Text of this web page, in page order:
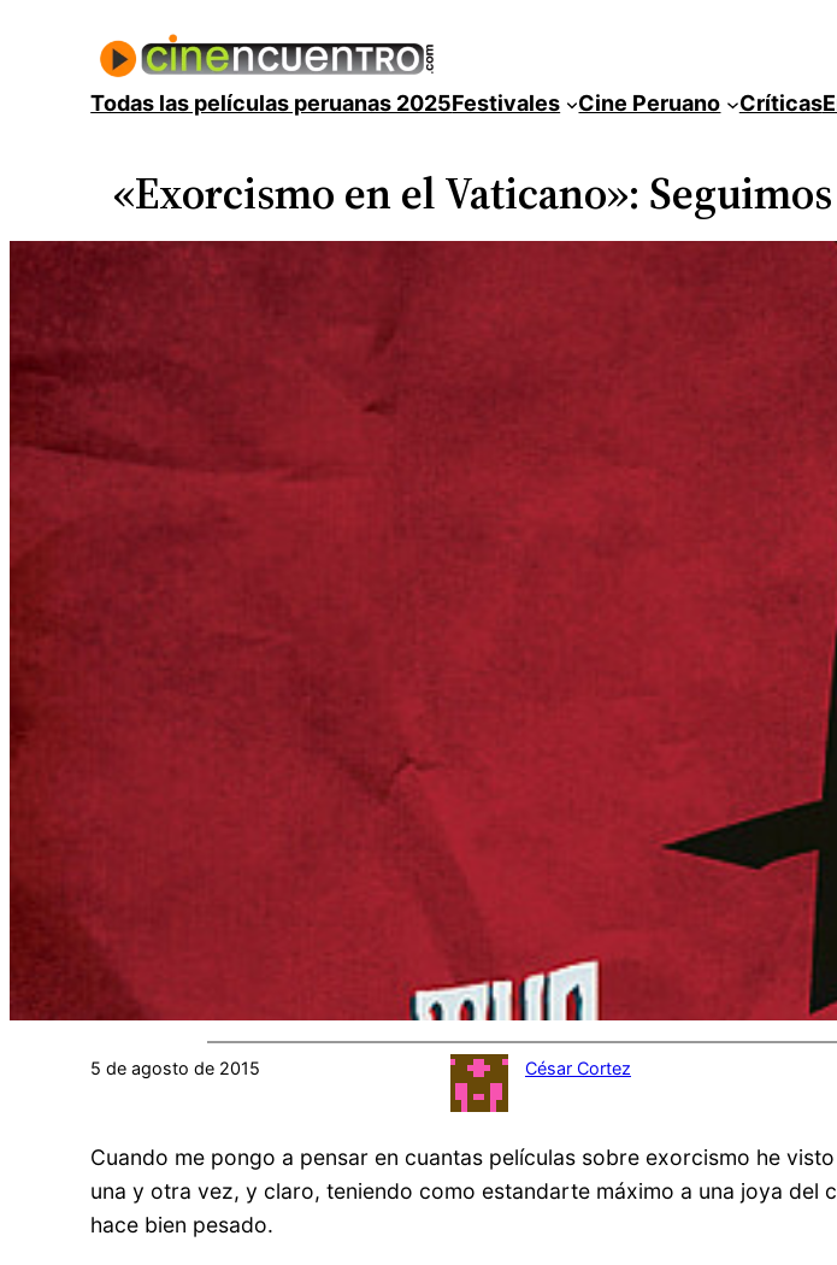
contenidoTodas las películas peruanas 2025Festivales Cine Peruano Críticas
«Exorcismo en el Vaticano»:
5 de agosto de 2015 César Cortez
Cuando me pongo a pensar en cuantas películas sobre exorcismo he
una y otra vez, y claro, teniendo como estandarte máximo a una joya del
hace bien pesado.